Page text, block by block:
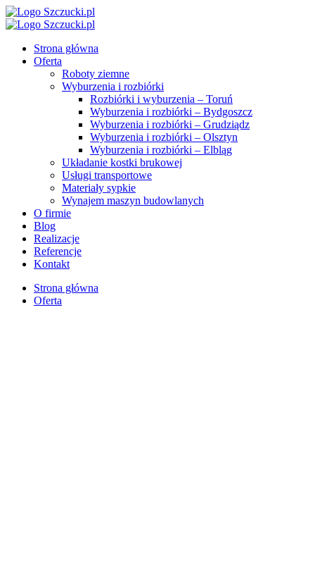
Strona główna
Oferta
Roboty ziemne
Wyburzenia i rozbiórki
Rozbiórki i wyburzenia – Toruń
Wyburzenia i rozbiórki – Bydgoszcz
Wyburzenia i rozbiórki – Grudziądz
Wyburzenia i rozbiórki – Olsztyn
Wyburzenia i rozbiórki – Elbląg
Układanie kostki brukowej
Usługi transportowe
Materiały sypkie
Wynajem maszyn budowlanych
O firmie
Blog
Realizacje
Referencje
Kontakt
Strona główna
Oferta